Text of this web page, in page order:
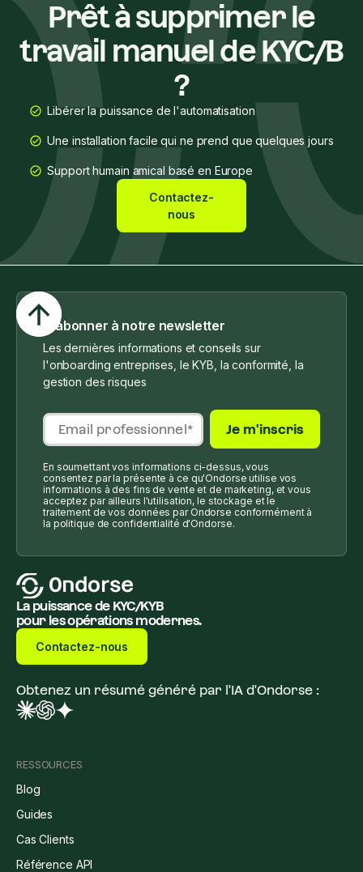
Prêt à supprimer le
travail manuel de KYC/B
?
Libérer la puissance de l'automatisation
Une installation facile qui ne prend que quelques jours
Support humain amical basé en Europe
Contactez-
nous
S'abonner à notre newsletter
Les dernières informations et conseils sur
l'onboarding entreprises, le KYB, la conformité, la
gestion des risques
En soumettant vos informations ci-dessus, vous
consentez par la présente à ce qu'Ondorse utilise vos
informations à des fins de vente et de marketing, et vous
acceptez par ailleurs l'utilisation, le stockage et le
traitement de vos données par Ondorse conformément à
la politique de confidentialité d'Ondorse.
La puissance de KYC/KYB
pour les opérations modernes.
Contactez-nous
Obtenez un résumé généré par l'IA d'Ondorse :
RESSOURCES
Blog
Guides
Cas Clients
Référence API